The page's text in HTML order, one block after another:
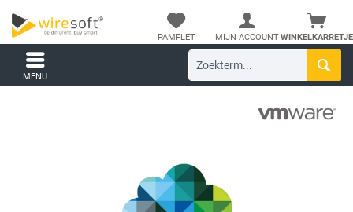
WINKELKARRETJE
PAMFLET MIJN ACCOUNT
MENU